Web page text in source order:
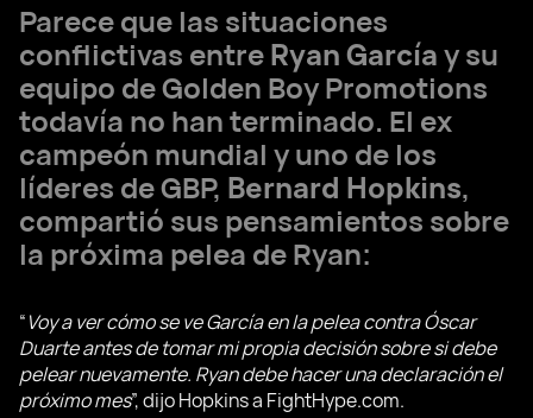
Parece que las situaciones
conflictivas entreRyan Garcíay su
equipo de Golden Boy Promotions
todavía no han terminado. El ex
campeón mundial y uno de los
líderes de GBP, Bernard Hopkins,
compartió sus pensamientos sobre
la próxima pelea de Ryan:
“Voy a ver cómo se ve García en la pelea contra Óscar
Duarte antes de tomar mi propia decisión sobre si debe
pelear nuevamente. Ryan debe hacer una declaración el
próximo mes”, dijo Hopkins a FightHype.com.